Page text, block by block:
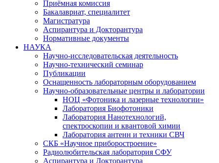
Приёмная комиссия
Бакалавриат, специалитет
Магистратура
Аспирантура и Докторантура
Нормативные документы
НАУКА
Научно-исследовательская деятельность
Научно-технический семинар
Публикации
Оснащенность лабораторным оборудованием
Научно-образовательные центры и лаборатории
НОЦ «Фотоника и лазерные технологии»
Лаборатория Биофотоники
Лаборатория Нанотехнологий,
спектроскопии и квантовой химии
Лаборатория антенн и техники СВЧ
СКБ «Научное приборостроение»
Радиолюбительская лаборатория СФУ
Аспирантура и Докторантура